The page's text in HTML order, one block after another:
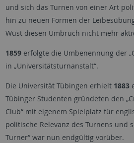
und sich das Turnen von einer Art
hin zu neuen Formen der
Wüst diesen Umbruch nicht mehr
1859erfolgte die Umbenennung der
in „Universitätsturnanstalt“.
Die Universität Tübingen erhielt 1883
Tübinger Studenten gründeten den
Club“ mit eigenem Spielplatz für
politische Relevanz des Turnens und
Turner“ war nun endgültig vorüber.